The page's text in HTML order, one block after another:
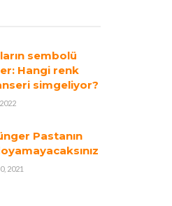
sembolü
Hangi renk
simgeliyor?
Pastanın
2021